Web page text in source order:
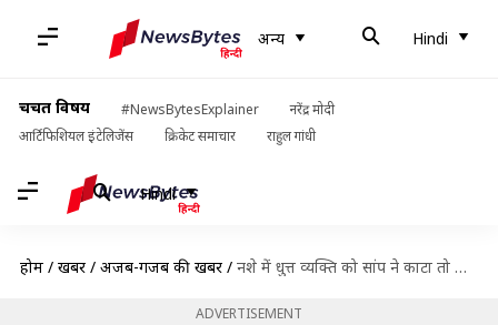
अन्य Hindi
चर्चित विषय #NewsBytesExplainer
नरेंद्र मोदी
आर्टिफिशियल इंटेलिजेंस
क्रिकेट समाचार राहुल गांधी
Hindi
होम / खबरें / अजब-गजब की खबरें / नशे में धुत्त व्यक्ति को सांप ने काटा तो व्यक्ति ने उल्टा सांप को काट लिया
ADVERTISEMENT